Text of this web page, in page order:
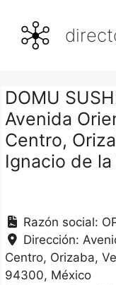
contenido
DOMU
Avenida
Centro,
Ignacio de
Razón social:
Dirección:
Centro Orizaba
94300 México